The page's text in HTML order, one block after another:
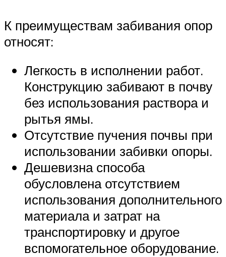
К преимуществам забивания опор
относят:
Легкость в исполнении работ.
Конструкцию забивают в почву
без использования раствора и
рытья ямы.
Отсутствие пучения почвы при
использовании забивки опоры.
Дешевизна способа
обусловлена отсутствием
использования дополнительного
материала и затрат на
транспортировку и другое
вспомогательное оборудование.